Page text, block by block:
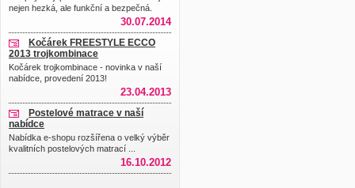
nejen hezká, ale funkční a bezpečná.
30.07.2014
Kočárek FREESTYLE ECCO
2013 trojkombinace
Kočárek trojkombinace - novinka v naší
nabídce, provedení 2013!
23.04.2013
Postelové matrace v naší
nabídce
Nabídka e-shopu rozšířena o velký výběr
kvalitních postelových matrací ...
16.10.2012